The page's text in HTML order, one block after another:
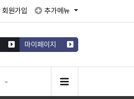
회원가입 추가메뉴
마이페이지